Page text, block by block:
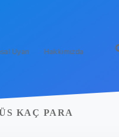
Uyarı Hakkımızda
KAÇ PARA